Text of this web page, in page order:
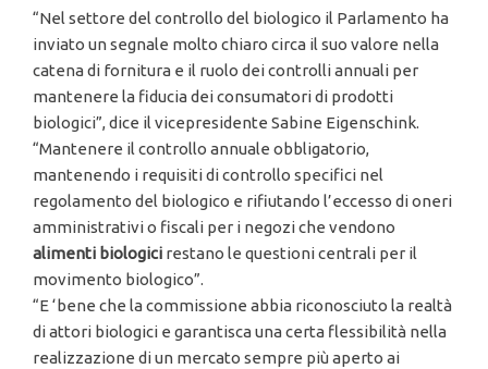
“Nel settore del controllo del biologico il Parlamento ha
inviato un segnale molto chiaro circa il suo valore nella
catena di fornitura e il ruolo dei controlli annuali per
mantenere la fiducia dei consumatori di prodotti
biologici”, dice il vicepresidente Sabine Eigenschink.
“Mantenere il controllo annuale obbligatorio,
mantenendo i requisiti di controllo specifici nel
regolamento del biologico e rifiutando l’eccesso di oneri
amministrativi o fiscali per i negozi che vendono
alimenti biologici restano le questioni centrali per il
movimento biologico”.
“E ‘bene che la commissione abbia riconosciuto la realtà
di attori biologici e garantisca una certa flessibilità nella
realizzazione di un mercato sempre più aperto ai